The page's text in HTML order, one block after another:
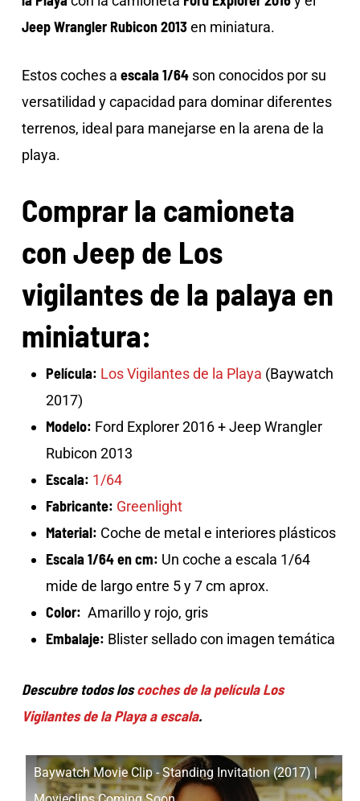
Jeep Wrangler Rubicon 2013 en miniatura.
Estos coches a escala 1/64son conocidos por su
versatilidad y capacidad para dominar diferentes
terrenos, ideal para manejarse en la arena de la
playa.
Comprar la camioneta
con Jeep de Los
vigilantes de la palaya en
miniatura:
Película: Los Vigilantes de la Playa (Baywatch
2017)
Modelo: Ford Explorer 2016 + Jeep Wrangler
Rubicon 2013
Escala: 1/64
Fabricante: Greenlight
Material: Coche de metal e interiores plásticos
Escala 1/64 en cm: Un coche a escala 1/64
mide de largo entre 5 y 7 cm aprox.
Color: Amarillo y rojo, gris
Embalaje: Blister sellado con imagen temática
Descubre todos loscoches de la película Los
Vigilantes de la Playa a escala.
Baywatch Movie Clip - Standing Invitation (2017) |